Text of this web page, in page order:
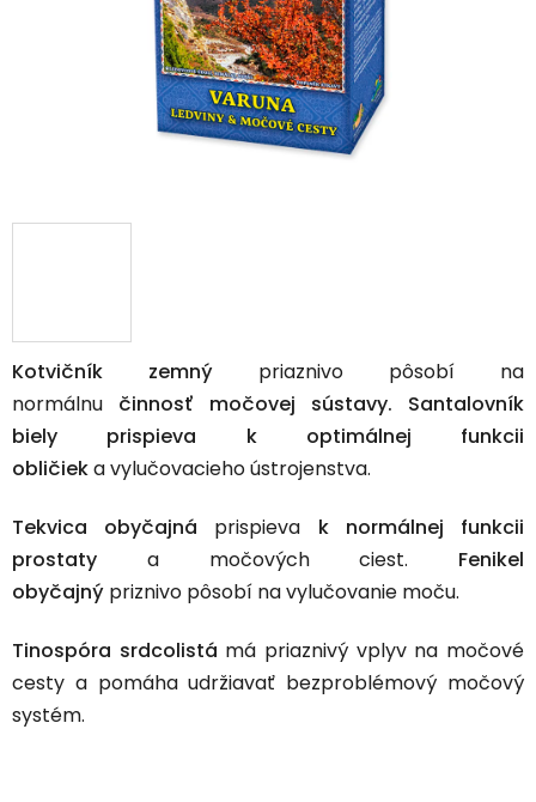
Kotvičník zemný
priaznivo pôsobí na
normálnu
činnosť močovej sústavy. Santalovník
biely
prispieva k optimálnej funkcii
obličieka vylučovacieho ústrojenstva.
Tekvica obyčajná prispieva
k normálnej funkcii
prostaty
a močových ciest. Fenikel
obyčajný priznivo pôsobí na vylučovanie moču.
Tinospóra srdcolistá má priaznivý vplyv na močové
cesty a pomáha udržiavať bezproblémový močový
systém.